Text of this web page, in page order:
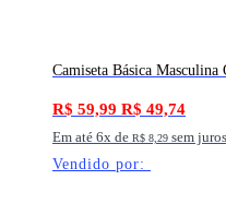
Camiseta Básica
R$ 59,99 R$ 49,74
Em até 6x de R$ 8,29 sem juros
Vendido por: